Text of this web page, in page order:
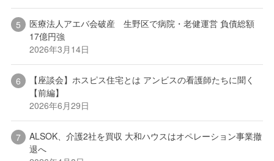
医療法人アエバ会破産 生野区で病院・老健運営 負債総額
17億円強
2026年3月14日
【座談会】ホスピス住宅とは アンビスの看護師たちに聞く
【前編】
2026年6月29日
ALSOK、介護2社を買収 大和ハウスはオペレーション事業撤
退へ